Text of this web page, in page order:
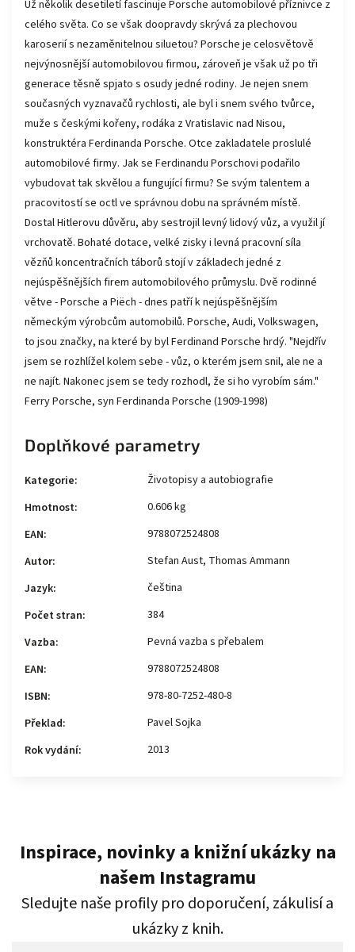
Už několik desetiletí fascinuje Porsche automobilové příznivce z
celého světa. Co se však doopravdy skrývá za plechovou
karoserií s nezaměnitelnou siluetou? Porsche je celosvětově
nejvýnosnější automobilovou firmou, zároveň je však už po tři
generace těsně spjato s osudy jedné rodiny. Je nejen snem
současných vyznavačů rychlosti, ale byl i snem svého tvůrce,
muže s českými kořeny, rodáka z Vratislavic nad Nisou,
konstruktéra Ferdinanda Porsche. Otce zakladatele proslulé
automobilové firmy. Jak se Ferdinandu Porschovi podařilo
vybudovat tak skvělou a fungující firmu? Se svým talentem a
pracovitostí se octl ve správnou dobu na správném místě.
Dostal Hitlerovu důvěru, aby sestrojil levný lidový vůz, a využil jí
vrchovatě. Bohaté dotace, velké zisky i levná pracovní síla
vězňů koncentračních táborů stojí v základech jedné z
nejúspěšnějších firem automobilového průmyslu. Dvě rodinné
větve - Porsche a Piëch - dnes patří k nejúspěšnějším
německým výrobcům automobilů. Porsche, Audi, Volkswagen,
to jsou značky, na které by byl Ferdinand Porsche hrdý. "Nejdřív
jsem se rozhlížel kolem sebe - vůz, o kterém jsem snil, ale ne a
ne najít. Nakonec jsem se tedy rozhodl, že si ho vyrobím sám."
Ferry Porsche, syn Ferdinanda Porsche (1909-1998)
Doplňkové parametry
Kategorie:
Životopisy a autobiografie
Hmotnost:
0.606 kg
EAN:
9788072524808
Autor:
Stefan Aust, Thomas Ammann
Jazyk:
čeština
Počet stran:
384
Vazba:
Pevná vazba s přebalem
EAN:
9788072524808
ISBN:
978-80-7252-480-8
Překlad:
Pavel Sojka
Rok vydání: 2013
Inspirace, novinky a knižní ukázky na
našem Instagramu
Sledujte naše profily pro doporučení, zákulisí a
ukázky z knih.